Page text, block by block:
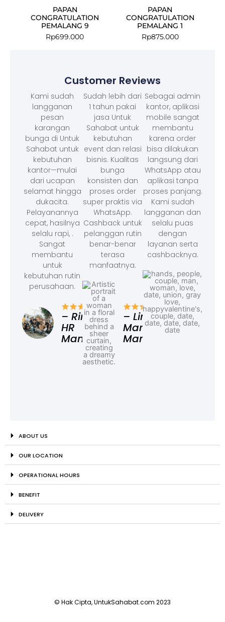
PAPAN
CONGRATULATION
PEMALANG 9
Rp699.000
PAPAN
CONGRATULATION
PEMALANG 1
Rp875.000
Customer Reviews
Kami sudah
langganan
pesan
karangan
bunga di Untuk
Sahabat untuk
kebutuhan
kantor—mulai
dari ucapan
selamat hingga
dukacita.
Pelayanannya
cepat, hasilnya
selalu rapi, .
Sangat
membantu
untuk
kebutuhan rutin
perusahaan.
– Rina,
HR
Manager
Sudah lebih dari
1 tahun pakai
jasa Untuk
Sahabat untuk
kebutuhan
event dan relasi
bisnis. Kualitas
bunga
konsisten dan
proses order
super praktis via
WhatsApp.
Cashback untuk
pelanggan rutin
benar-benar
terasa
manfaatnya.
– Linda,
Marketing
Manager
Sebagai admin
kantor, aplikasi
mobile sangat
membantu
karena order
bisa dilakukan
langsung dari
WhatsApp atau
aplikasi tanpa
proses panjang.
Kami sudah
langganan dan
selalu puas
dengan
layanan serta
cashbacknya.
ABOUT US
OUR LOCATION
OPERATIONAL HOURS
BENEFIT
DELIVERY
© Hak Cipta, UntukSahabat.com 2023